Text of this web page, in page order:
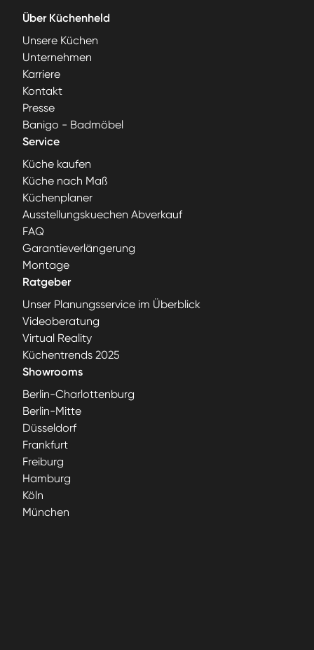
Über Küchenheld
Unsere Küchen
Unternehmen
Karriere
Kontakt
Presse
Banigo - Badmöbel
Service
Küche kaufen
Küche nach Maß
Küchenplaner
Ausstellungskuechen Abverkauf
FAQ
Garantieverlängerung
Montage
Ratgeber
Unser Planungsservice im Überblick
Videoberatung
Virtual Reality
Küchentrends 2025
Showrooms
Berlin-Charlottenburg
Berlin-Mitte
Düsseldorf
Frankfurt
Freiburg
Hamburg
Köln
München